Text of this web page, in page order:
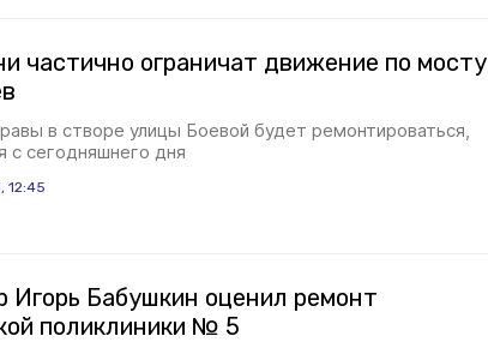
частично ограничат движение по мосту
в створе улицы Боевой будет ремонтироваться,
с сегодняшнего дня
12:45
Игорь Бабушкин оценил ремонт
поликлиники № 5